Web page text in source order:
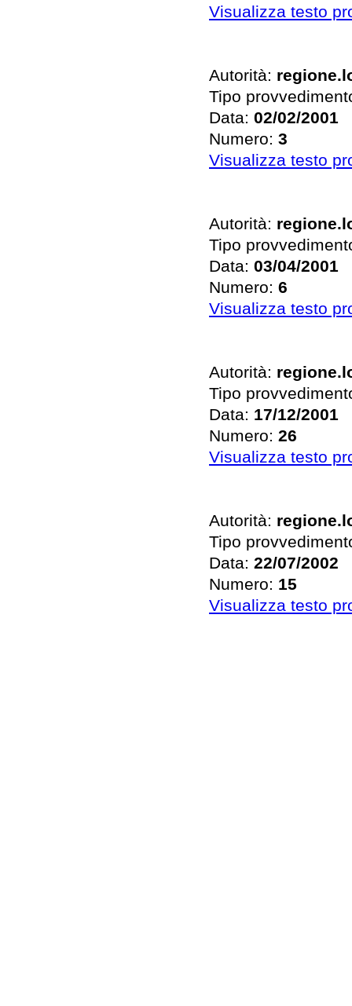
Visualizza testo
Autorità:
Tipo
Data: 02/02/2001
Numero: 3
Visualizza testo
Autorità:
Tipo
Data: 03/04/2001
Numero: 6
Visualizza testo
Autorità:
Tipo
Data: 17/12/2001
Numero: 26
Visualizza testo
Autorità:
Tipo
Data: 22/07/2002
Numero: 15
Visualizza testo